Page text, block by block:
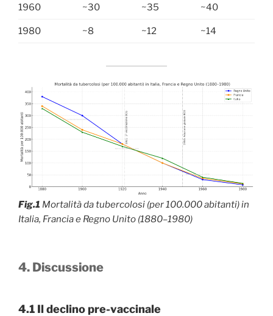
1960 ~30 ~35 ~40
1980 ~8 ~12 ~14
Fig.1 Mortalità da tubercolosi (per 100.000 abitanti) in
Italia, Francia e Regno Unito (1880–1980)
4. Discussione
4.1 Il declino pre-vaccinale